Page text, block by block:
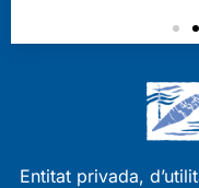
Entitat privada,